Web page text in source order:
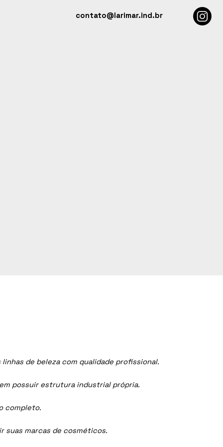
contato@larimar.ind.br
de beleza com qualidade profissional.
possuir estrutura industrial própria.
completo.
suas marcas de cosméticos.